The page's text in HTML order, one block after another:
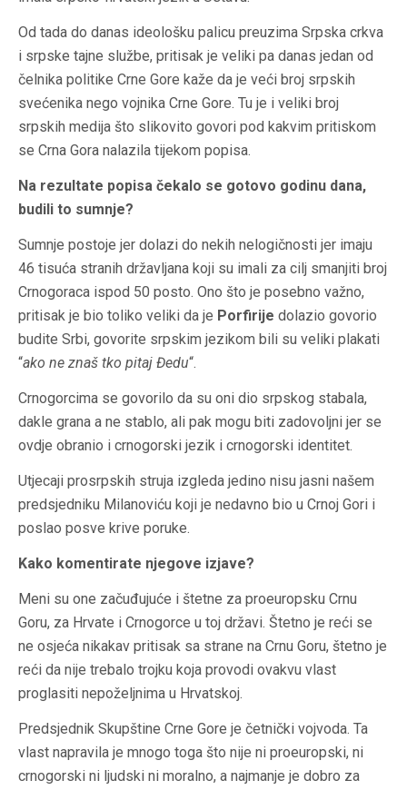
Od tada do danas ideološku palicu preuzima Srpska crkva
i srpske tajne službe, pritisak je veliki pa danas jedan od
čelnika politike Crne Gore kaže da je veći broj srpskih
svećenika nego vojnika Crne Gore. Tu je i veliki broj
srpskih medija što slikovito govori pod kakvim pritiskom
se Crna Gora nalazila tijekom popisa.
Na rezultate popisa čekalo se gotovo godinu dana,
budili to sumnje?
Sumnje postoje jer dolazi do nekih nelogičnosti jer imaju
46 tisuća stranih državljana koji su imali za cilj smanjiti broj
Crnogoraca ispod 50 posto. Ono što je posebno važno,
pritisak je bio toliko veliki da je Porfirije dolazio govorio
budite Srbi, govorite srpskim jezikom bili su veliki plakati
“ako ne znaš tko pitaj Đedu“.
Crnogorcima se govorilo da su oni dio srpskog stabala,
dakle grana a ne stablo, ali pak mogu biti zadovoljni jer se
ovdje obranio i crnogorski jezik i crnogorski identitet.
Utjecaji prosrpskih struja izgleda jedino nisu jasni našem
predsjedniku Milanoviću koji je nedavno bio u Crnoj Gori i
poslao posve krive poruke.
Kako komentirate njegove izjave?
Meni su one začuđujuće i štetne za proeuropsku Crnu
Goru, za Hrvate i Crnogorce u toj državi. Štetno je reći se
ne osjeća nikakav pritisak sa strane na Crnu Goru, štetno je
reći da nije trebalo trojku koja provodi ovakvu vlast
proglasiti nepoželjnima u Hrvatskoj.
Predsjednik Skupštine Crne Gore je četnički vojvoda. Ta
vlast napravila je mnogo toga što nije ni proeuropski, ni
crnogorski ni ljudski ni moralno, a najmanje je dobro za